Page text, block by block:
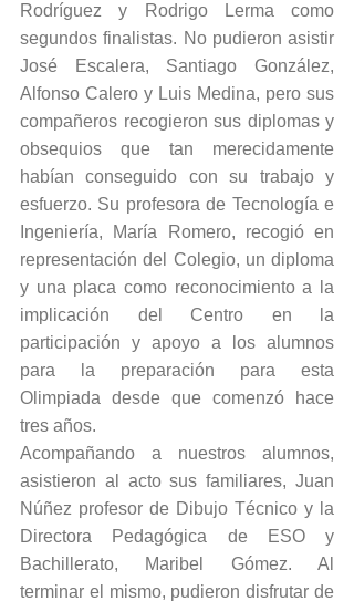
Rodríguez y Rodrigo Lerma como
segundos finalistas. No pudieron asistir
José Escalera, Santiago González,
Alfonso Calero y Luis Medina, pero sus
compañeros recogieron sus diplomas y
obsequios que tan merecidamente
habían conseguido con su trabajo y
esfuerzo. Su profesora de Tecnología e
Ingeniería, María Romero, recogió en
representación del Colegio, un diploma
y una placa como reconocimiento a la
implicación del Centro en la
participación y apoyo a los alumnos
para la preparación para esta
Olimpiada desde que comenzó hace
tres años.
Acompañando a nuestros alumnos,
asistieron al acto sus familiares, Juan
Núñez profesor de Dibujo Técnico y la
Directora Pedagógica de ESO y
Bachillerato, Maribel Gómez. Al
terminar el mismo, pudieron disfrutar de